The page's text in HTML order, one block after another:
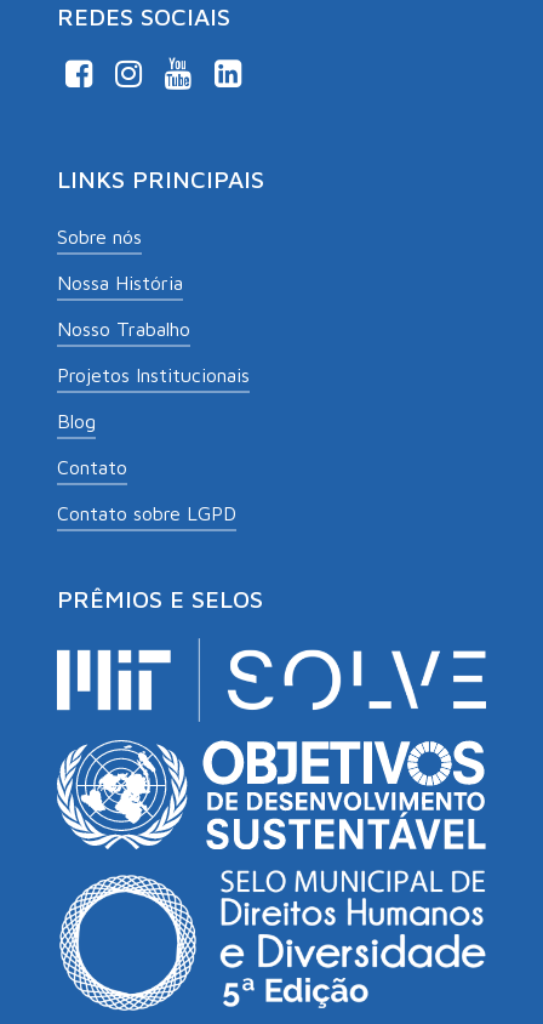
REDES SOCIAIS
LINKS PRINCIPAIS
Sobre nós
Nossa História
Nosso Trabalho
Projetos Institucionais
Blog
Contato
Contato sobre LGPD
PRÊMIOS E SELOS